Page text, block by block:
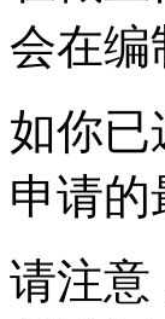
会在编
如你已
申请的
请注意